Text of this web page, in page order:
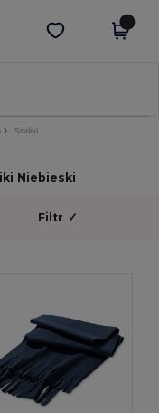
Pobierz app
Szaliki
Niebieski
Filtr ✓